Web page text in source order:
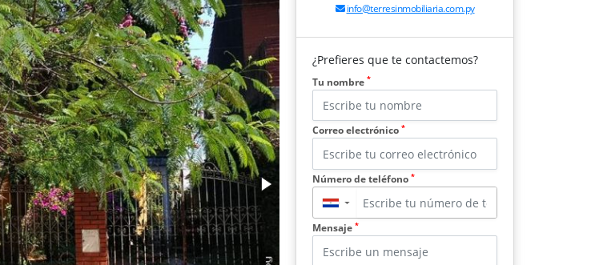
info@terresinmobiliaria.com.py
¿Prefieres que te contactemos?
Tu nombre *
Correo electrónico *
Número de teléfono *
▼
Mensaje *